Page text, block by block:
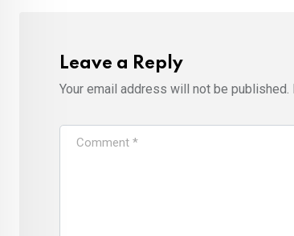
Leave a Reply
Your email address will not be published.